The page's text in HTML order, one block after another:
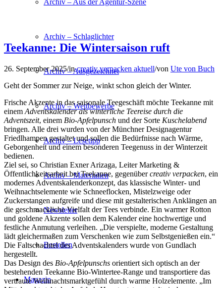
Archiv – Aus der Agentur-Szene
Archiv – Schlaglichter
Archiv – Ausgezeichnet
Archiv – Wettbewerbe
Archiv – Lesetipp
Archiv – Materialien
Newsletter
Bestellen
Magazin
Teekanne: Die Wintersaison ruft
26. September 2025/increativ verpacken aktuell/von Ute von Buch
Geht der Sommer zur Neige, winkt schon gleich der Winter.
Frische Akzente in das saisonale Teegeschäft möchte Teekanne mit
einem Adventskalender als winterliche Teereise durch die
Adventszeit, einem Bio-Apfelpunsch und der Sorte Kuschelabend
bringen. Alle drei wurden von der Münchner Designagentur
Friedlhampen gestaltet und sollen die Bedürfnisse nach Wärme,
Geborgenheit und einem besonderen Teegenuss in der Winterzeit
bedienen.
Ziel sei, so Christian Exner Arizaga, Leiter Marketing &
Öffentlichkeitsarbeit bei Teekanne, gegenübercreativ verpacken, ein
modernes Adventskalenderkonzept, das klassische Winter- und
Weihnachtselemente wie Schneeflocken, Mistelzweige oder
Zuckerstangen aufgreife und diese mit gestalterischen Anklängen an
die geschmackliche Vielfalt der Tees verbinde. Ein warmer Rotton
und goldene Akzente sollen dem Kalender eine hochwertige und
festliche Anmutung verleihen. „Die verspielte, moderne Gestaltung
lädt gleichermaßen zum Verschenken wie zum Selbstgenießen ein.“
Die Faltschachtel des Adventskalenders wurde von Gundlach
hergestellt.
Das Design des Bio-Apfelpunschs orientiert sich optisch an der
bestehenden Teekanne Bio-Wintertee-Range und transportiere das
vertraute Weihnachtsmarktgefühl durch warme Holzelemente. „Im